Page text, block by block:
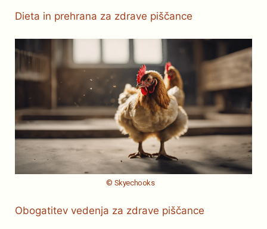
Dieta in prehrana za zdrave piščance
© Skyechooks
Obogatitev vedenja za zdrave piščance